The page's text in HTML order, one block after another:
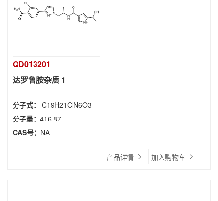
QD013201
达罗鲁胺杂质 1
分子式： C19H21ClN6O3
分子量： 416.87
CAS号： NA
产品详情 加入购物车